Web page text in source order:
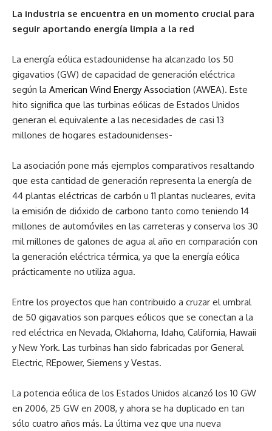
La industria se encuentra en un momento crucial para
seguir aportando energía limpia a la red
La energía eólica estadounidense ha alcanzado los 50
gigavatios (GW) de capacidad de generación eléctrica
según la American Wind Energy Association (AWEA). Este
hito significa que las turbinas eólicas de Estados Unidos
generan el equivalente a las necesidades de casi 13
millones de hogares estadounidenses-
La asociación pone más ejemplos comparativos resaltando
que esta cantidad de generación representa la energía de
44 plantas eléctricas de carbón u 11 plantas nucleares, evita
la emisión de dióxido de carbono tanto como teniendo 14
millones de automóviles en las carreteras y conserva los 30
mil millones de galones de agua al año en comparación con
la generación eléctrica térmica, ya que la energía eólica
prácticamente no utiliza agua.
Entre los proyectos que han contribuido a cruzar el umbral
de 50 gigavatios son parques eólicos que se conectan a la
red eléctrica en Nevada, Oklahoma, Idaho, California, Hawaii
y New York. Las turbinas han sido fabricadas por General
Electric, REpower, Siemens y Vestas.
La potencia eólica de los Estados Unidos alcanzó los 10 GW
en 2006, 25 GW en 2008, y ahora se ha duplicado en tan
sólo cuatro años más. La última vez que una nueva